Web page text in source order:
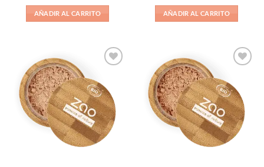
AÑADIR AL CARRITO AÑADIR AL CARRITO
lista de
deseos
lista de
deseos